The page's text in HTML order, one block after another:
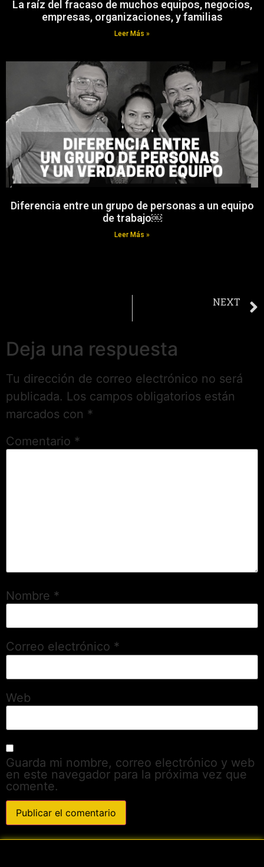
La raíz del fracaso de muchos equipos, negocios,
empresas, organizaciones, y familias
Leer Más »
Diferencia entre un grupo de personas a un equipo
de trabajo￼
Leer Más »
NEXT
Deja una respuesta
Tu dirección de correo electrónico no será
publicada. Los campos obligatorios están
marcados con *
Comentario *
Nombre *
Correo electrónico *
Web
Guarda mi nombre, correo electrónico y web
en este navegador para la próxima vez que
comente.